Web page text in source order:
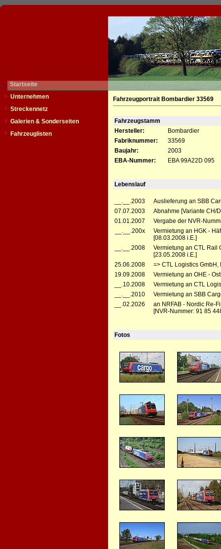
Startseite
Unternehmen
Streckennetz
Galerien & Sonderseiten
Fahrzeuglisten
Fahrzeugportrait Bombardier 33569
Fahrzeugstamm
Hersteller:
Bombardier
Fabriknummer:
33569
Baujahr:
2003
EBA-Nummer:
EBA 99A22D 095
Lebenslauf
__.__.2003
Auslieferung an SBB
07.07.2003
Abnahme [Variante CH/
01.01.2007
Vergabe der NVR-
__.__.200x
Vermietung an HGK -
[08.03.2008 i.E.]
__.__.2008
Vermietung an CTL Rail
[23.05.2008 i.E.]
25.06.2008
=> CTL Logistics
19.09.2008
Vermietung an OHE -
__.10.2008
Vermietung an CTL
__.__.2010
Vermietung an SBB
__.02.2026
an NRFAB - Nordic Re-
[NVR-Nummer: 91 85
Fotos